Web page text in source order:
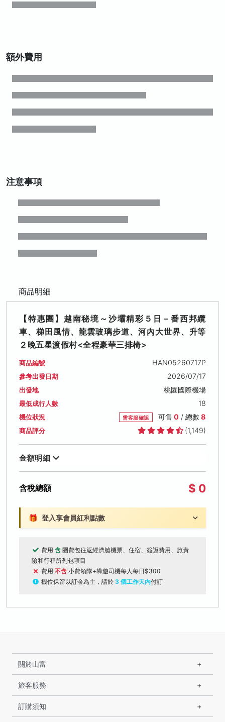
額外費用
注意事項
商品明細
【特惠團】越南秘境～沙壩精彩５日－番西邦纜
車、梯田風情、龍雲玻璃步道、河內大世界、升等
２晚五星渡假村<全程豪華三排椅>
商品編號 HAN05260717P
參考出發日期 2026/07/17
出發地 桃園國際機場
最低成行人數 18
機位狀況 需客服確認 可售 0/ 總數8
商品評分 (1,149)
金額明細
含稅總額 $ 0
🎁 登入享會員紅利點數
費用 含 團費包往返經濟艙機票、住宿、簽證費用、旅責
險和行程所列包項目
費用 不含 小費領隊+導遊司機每人每日$300
機位保留以訂金為主，請於 3 個工作天內付訂
關於山富
旅客服務
訂購須知